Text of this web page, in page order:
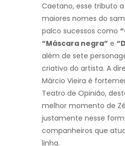
Caetano, esse tributo
maiores nomes do
palco sucessos como
“Máscara negra” e
além de sete
criativo do artista. A
Márcio Vieira é
Teatro de Opinião,
melhor momento de
justamente nesse
companheiros que
linha.